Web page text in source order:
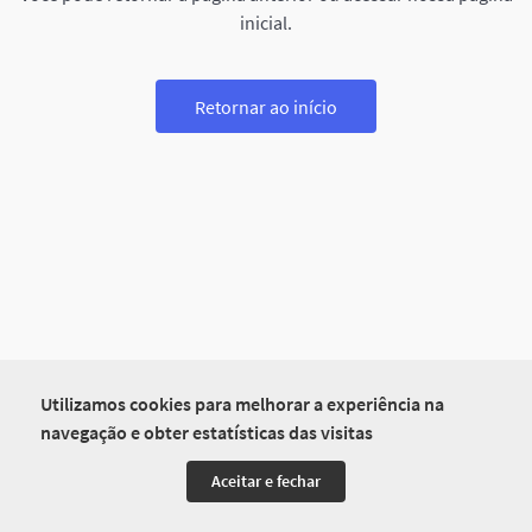
Utilizamos cookies para melhorar a experiência na
navegação e obter estatísticas das visitas
Aceitar e fechar
inicial.
Retornar ao início